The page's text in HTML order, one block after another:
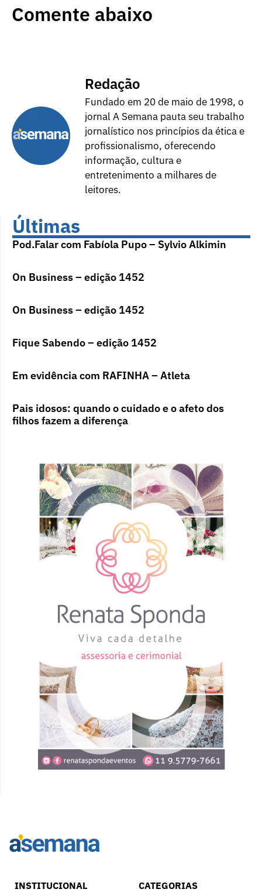
Comente abaixo
Redação
Fundado em 20 de maio de 1998, o
jornal A Semana pauta seu trabalho
jornalístico nos princípios da ética e
profissionalismo, oferecendo
informação, cultura e
entretenimento a milhares de
leitores.
Últimas
Pod.Falar com Fabíola Pupo – Sylvio Alkimin
On Business – edição 1452
On Business – edição 1452
Fique Sabendo – edição 1452
Em evidência com RAFINHA – Atleta
Pais idosos: quando o cuidado e o afeto dos
filhos fazem a diferença
INSTITUCIONAL CATEGORIAS